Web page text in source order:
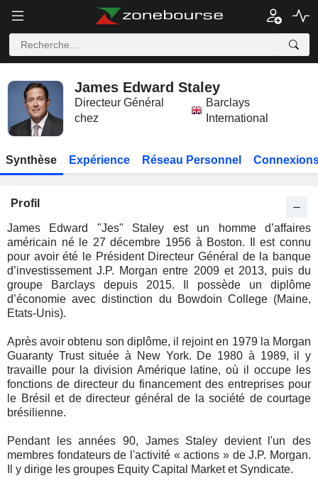
James Edward Staley
Directeur Général
chez
Barclays
International
Synthèse Expérience Réseau Personnel
Profil
James Edward "Jes" Staley est un homme d’affaires
américain né le 27 décembre 1956 à Boston. Il est connu
pour avoir été le Président Directeur Général de la banque
d’investissement J.P. Morgan entre 2009 et 2013, puis du
groupe Barclays depuis 2015. Il possède un diplôme
d’économie avec distinction du Bowdoin College (Maine,
Etats-Unis).
Après avoir obtenu son diplôme, il rejoint en 1979 la Morgan
Guaranty Trust située à New York. De 1980 à 1989, il y
travaille pour la division Amérique latine, où il occupe les
fonctions de directeur du financement des entreprises pour
le Brésil et de directeur général de la société de courtage
brésilienne.
Pendant les années 90, James Staley devient l'un des
membres fondateurs de l'activité « actions » de J.P. Morgan.
Il y dirige les groupes Equity Capital Market et Syndicate.